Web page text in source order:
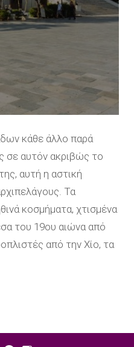
κάθε άλλο παρά
σε αυτόν ακριβώς το
αυτή η αστική
Τα
κοσμήματα, χτισμένα
του 19ου αιώνα από
από την Χίο, τα